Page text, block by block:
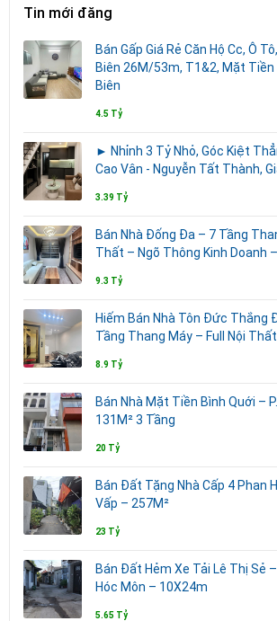
Tin mới đăng
Bán Gấp Giá Rẻ Căn Hộ Cc, Ô
Biên 26M/53m, T1&2, Mặt Tiền
Biên
4.5 Tỷ
► Nhỉnh 3 Tỷ Nhỏ, Góc Kiệt
Cao Vân - Nguyễn Tất Thành,
3.39 Tỷ
Bán Nhà Đống Đa – 7 Tầng
Thất – Ngõ Thông Kinh Doanh
9.3 Tỷ
Hiếm Bán Nhà Tôn Đức Thắng
Tầng Thang Máy – Full Nội
8.9 Tỷ
Bán Nhà Mặt Tiền Bình Quới –
131M² 3 Tầng
20 Tỷ
Bán Đất Tặng Nhà Cấp 4 Phan
Vấp – 257M²
23 Tỷ
Bán Đất Hẻm Xe Tải Lê Thị Sẻ
Hóc Môn – 10X24m
5.65 Tỷ